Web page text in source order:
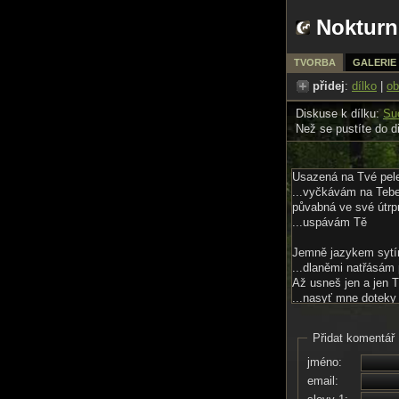
TVORBA GALERIE
přidej: dílko
Diskuse k dílku:
Než se pustíte do
Usazená na Tvé
...vyčkávám na
půvabná ve své
...uspávám Tě
Jemně jazykem
...dlaněmi natřásám
Až usneš jen a jen
...nasyť mne
...pak ovládneme
Sni si sny, třeba ty
...já vstřebám
Přidat komentář
jméno:
email: